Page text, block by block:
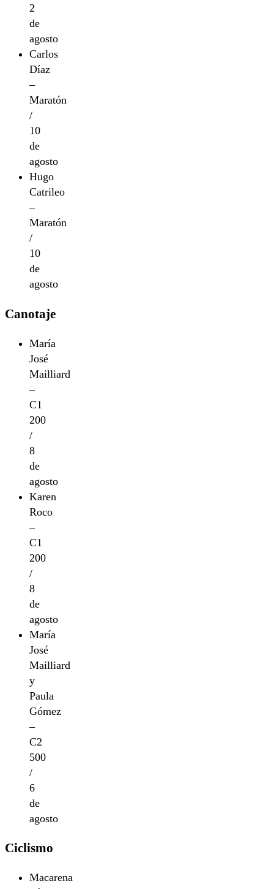
2
de
agosto
Carlos
Díaz
–
Maratón
/
10
de
agosto
Hugo
Catrileo
–
Maratón
/
10
de
agosto
Canotaje
María
José
Mailliard
–
C1
200
/
8
de
agosto
Karen
Roco
–
C1
200
/
8
de
agosto
María
José
Mailliard
y
Paula
Gómez
–
C2
500
/
6
de
agosto
Ciclismo
Macarena